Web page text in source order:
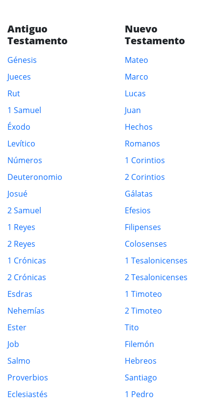
Antiguo
Testamento
Génesis
Jueces
Rut
1 Samuel
Éxodo
Levítico
Números
Deuteronomio
Josué
2 Samuel
1 Reyes
2 Reyes
1 Crónicas
2 Crónicas
Esdras
Nehemías
Ester
Job
Salmo
Proverbios
Eclesiastés
Nuevo
Testamento
Mateo
Marco
Lucas
Juan
Hechos
Romanos
1 Corintios
2 Corintios
Gálatas
Efesios
Filipenses
Colosenses
1 Tesalonicenses
2 Tesalonicenses
1 Timoteo
2 Timoteo
Tito
Filemón
Hebreos
Santiago
1 Pedro